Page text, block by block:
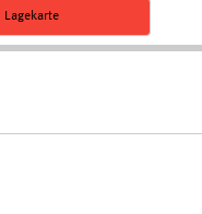
Lagekarte